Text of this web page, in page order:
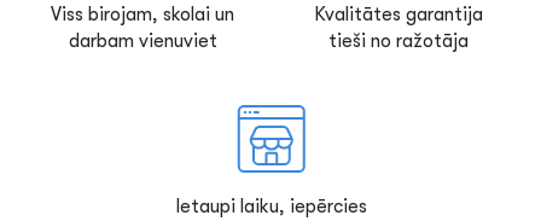
Viss birojam, skolai un
darbam vienuviet
Kvalitātes garantija
tieši no ražotāja
Ietaupi laiku, iepērcies